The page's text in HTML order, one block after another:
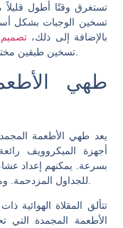
تستغرق وقتًا أطول قليلاً
بالإضافة إلى ذلك،
طهي
يعد طهي الأطعمة
أجهزة الميكروويف
بسرعة. يمكنهم إعداد
تتألق المقلاة الهوائية
الأطعمة المجمدة التي